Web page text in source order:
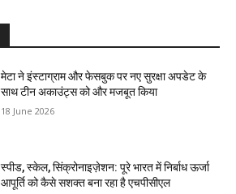
मेटा ने इंस्टाग्राम और फेसबुक पर नए सुरक्षा अपडेट के
साथ टीन अकाउंट्स को और मजबूत किया
18 June 2026
स्पीड, स्केल, सिंक्रोनाइज़ेशन: पूरे भारत में निर्बाध ऊर्जा
आपूर्ति को कैसे सशक्त बना रहा है एचपीसीएल